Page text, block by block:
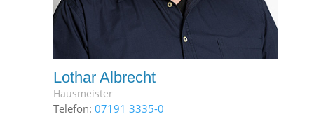
Lothar Albrecht
Hausmeister
Telefon: 07191 3335-0